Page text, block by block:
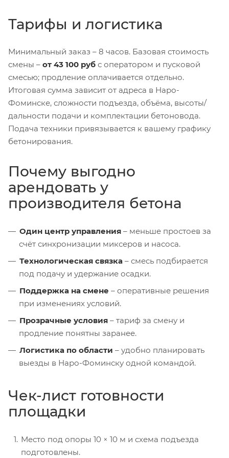
Тарифы и логистика
Минимальный заказ – 8 часов. Базовая стоимость
смены – от 43 100 руб с оператором и пусковой
смесью; продление оплачивается отдельно.
Итоговая сумма зависит от адреса в Наро-
Фоминске, сложности подъезда, объёма, высоты/
дальности подачи и комплектации бетоновода.
Подача техники привязывается к вашему графику
бетонирования.
Почему выгодно
арендовать у
производителя бетона
Один центр управления – меньше простоев за
счёт синхронизации миксеров и насоса.
Технологическая связка – смесь подбирается
под подачу и удержание осадки.
Поддержка на смене – оперативные решения
при изменениях условий.
Прозрачные условия – тариф за смену и
продление понятны заранее.
Логистика по области – удобно планировать
выезды в Наро-Фоминску одной командой.
Чек-лист готовности
площадки
Место под опоры 10 × 10 м и схема подъезда
подготовлены.